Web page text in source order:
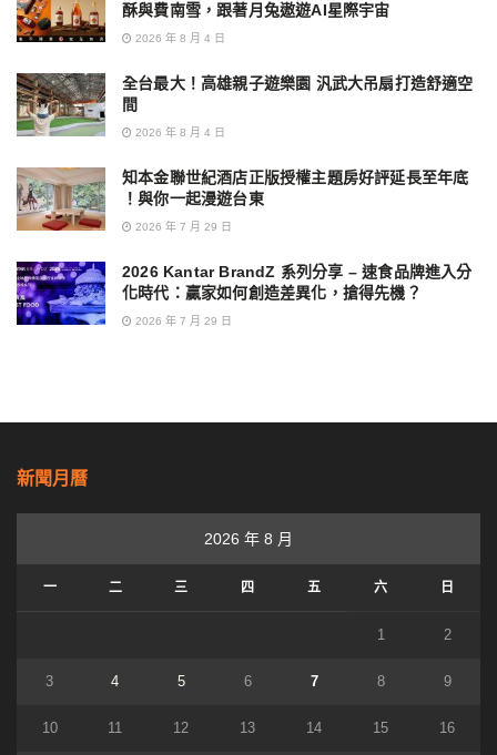
酥與費南雪，跟著月兔遨遊AI星際宇宙
2026 年 8 月 4 日
全台最大！高雄親子遊樂園 汎武大吊扇打造舒適空
間
2026 年 8 月 4 日
知本金聯世紀酒店正版授權主題房好評延長至年底
！與你一起漫遊台東
2026 年 7 月 29 日
2026 Kantar BrandZ 系列分享 – 速食品牌進入分
化時代：贏家如何創造差異化，搶得先機？
2026 年 7 月 29 日
新聞月曆
2026 年 8 月
一 二 三 四 五 六 日
1 2
3 4 5 6 7 8 9
10 11 12 13 14 15 16